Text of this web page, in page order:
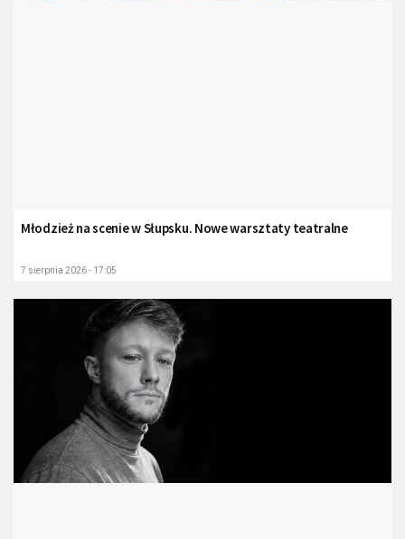
Młodzież na scenie w Słupsku. Nowe warsztaty teatralne
7 sierpnia 2026 - 17:05